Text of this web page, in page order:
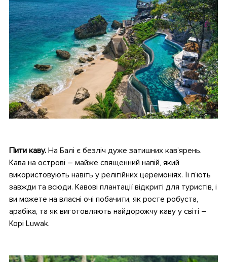
Пити каву.На Балі є безліч дуже затишних кав’ярень.
Кава на острові – майже священний напій, який
використовують навіть у релігійних церемоніях. Її п’ють
завжди та всюди. Кавові плантації відкриті для туристів, і
ви можете на власні очі побачити, як росте робуста,
арабіка, та як виготовляють найдорожчу каву у світі –
Kopi Luwak.